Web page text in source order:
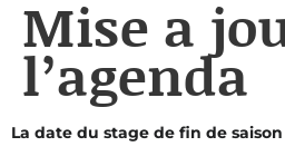
Mise a
l’agenda
La date du stage de fin de